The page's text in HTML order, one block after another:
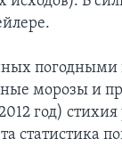
погодными
морозы и
год)
статистика